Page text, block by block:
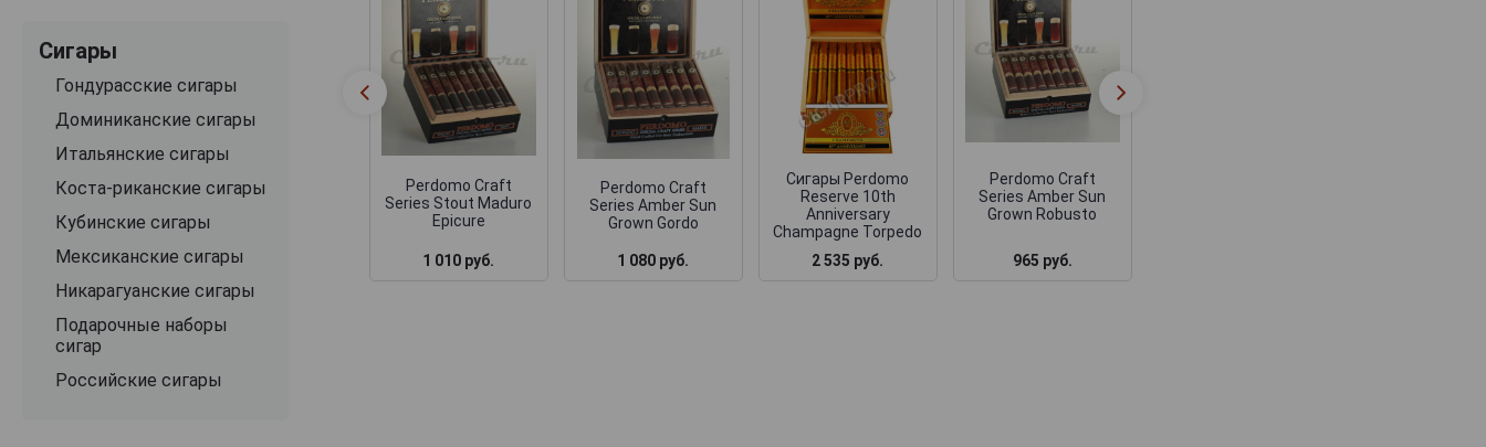
Сигары
Гондурасские сигары
Доминиканские сигары
Итальянские сигары
Коста-риканские сигары
Кубинские сигары
Мексиканские сигары
Никарагуанские сигары
Подарочные наборы
сигар
Российские сигары
Perdomo Craft
Series Stout Maduro
Epicure
1 010 руб.
Perdomo Craft
Series Amber Sun
Grown Gordo
1 080 руб.
Сигары Perdomo
Reserve 10th
Anniversary
Champagne Torpedo
2 535 руб.
Perdomo Craft
Series Amber Sun
Grown Robusto
965 руб.